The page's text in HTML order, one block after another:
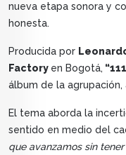
nueva etapa sonora y
honesta.
Producida por
Factory en Bogotá,
álbum de la
El tema aborda la
sentido en medio del
que avanzamos sin